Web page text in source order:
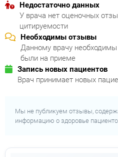
Недостаточно данных
У врача нет оценочных
цитируемости
Необходимы отзывы
Данному врачу
были на приеме
Запись новых пациентов
Врач принимает новых
Мы не публикуем отзывы,
информацию о здоровье